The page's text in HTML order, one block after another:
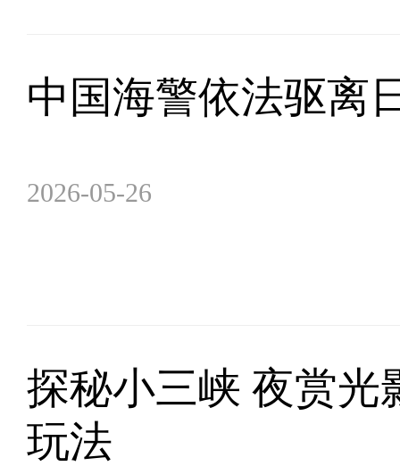
中国海警依法驱离
2026-05-26
探秘小三峡 夜赏光
玩法